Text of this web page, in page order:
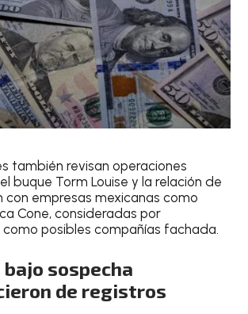
también revisan operaciones
buque Torm Louise y la relación de
con empresas mexicanas como
Cone, consideradas por
posibles compañías fachada.
sospecha
de registros